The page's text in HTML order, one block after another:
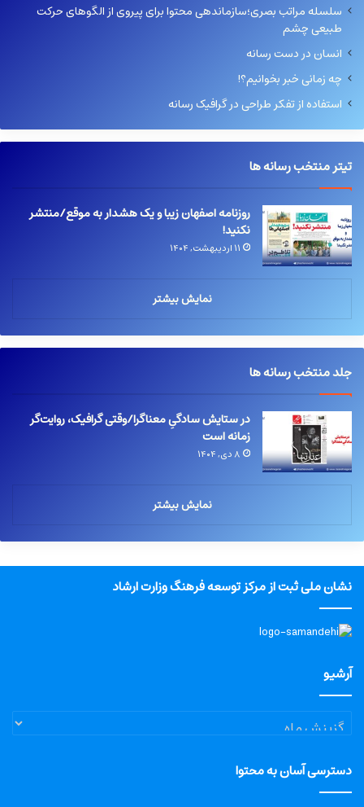
سلسله مراتب بصری؛سازماندهی محتوا برای پیروی از الگوهای حرکت
طبیعی چشم
انسان در دست رسانه
چه زمانی خبر بخوانیم؟!
استفاده از تفکر طراحی در گرافیک رسانه
تیتر منتخب رسانه ها
روزنامه اصفهان زیبا و یک هشدار به موقع/منتشر
نکنید!
۱۱ اردیبهشت, ۱۴۰۴
نمایش بیشتر
جلد منتخب رسانه ها
در ستایش سادگیِ معناگرا/وقتی گرافیک، روایت‌گر
زمانه است
۸ دی, ۱۴۰۴
نمایش بیشتر
نشان ملی ثبت از مرکز توسعه فرهنگ وزارت ارشاد
آرشیو
آرشیو
دسترسی آسان به محتوا